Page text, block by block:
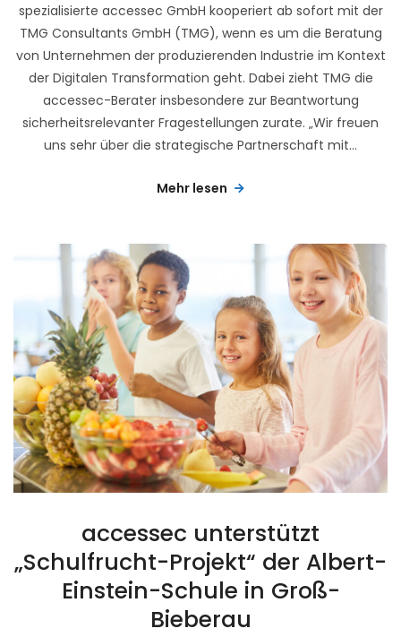
spezialisierte accessec GmbH kooperiert ab sofort mit der
TMG Consultants GmbH (TMG), wenn es um die Beratung
von Unternehmen der produzierenden Industrie im Kontext
der Digitalen Transformation geht. Dabei zieht TMG die
accessec-Berater insbesondere zur Beantwortung
sicherheitsrelevanter Fragestellungen zurate. „Wir freuen
uns sehr über die strategische Partnerschaft mit...
Mehr lesen
accessec unterstützt
„Schulfrucht-Projekt“ der Albert-
Einstein-Schule in Groß-
Bieberau